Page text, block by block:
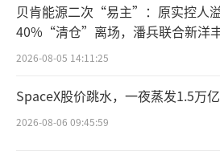
长。
海泰新光主营业务包括
光学产品两部分，内窥镜
售表现亮眼，比去年同期增
贝肯能源二次“易主”：原实控人
40%“清仓”离场，潘兵联合新洋
宏科百世拟入主
2026-08-05 14:11:25
SpaceX股价跳水，一夜蒸发1.5万
2026-08-06 09:45:59